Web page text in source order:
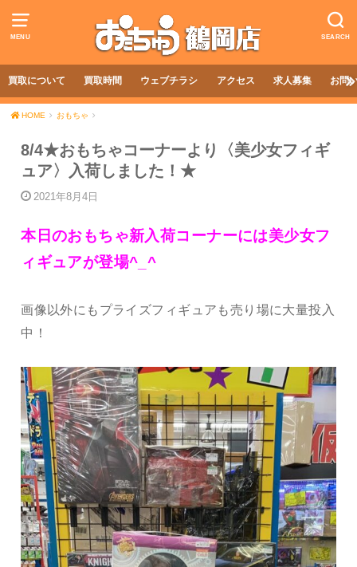
MENU SEARCH
買取について 買取時間 ウェブチラシ アクセス 求人募集 お問
HOME おもちゃ
8/4★おもちゃコーナーより〈美少女フィギ
ュア〉入荷しました！★
2021年8月4日
本日のおもちゃ新入荷コーナーには美少女フ
ィギュアが登場^_^
画像以外にもプライズフィギュアも売り場に大量投入
中！